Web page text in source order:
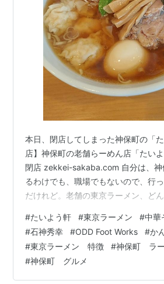
本日、閉店してしまった神保町の「
店】神保町の老舗らーめん店「たい
閉店 zekkei-sakaba.com 自分は、神
るわけでも、職場でもないので、行
だけれど。老舗の東京ラーメン、ど
待ち。 みんな閉店するもんだから、
だね。意外と回転は早くて。5分ぐら
する？」と、店内の女将に声をかけ
めてきたからわからない、前のおっさ
頼んでたからな…よし、ワンタン麺
#たいよう軒 #東京ラーメン #中華
#石神秀幸 #ODD Foot Works #か
#東京ラーメン 特徴 #神保町 ラ
#神保町 グルメ